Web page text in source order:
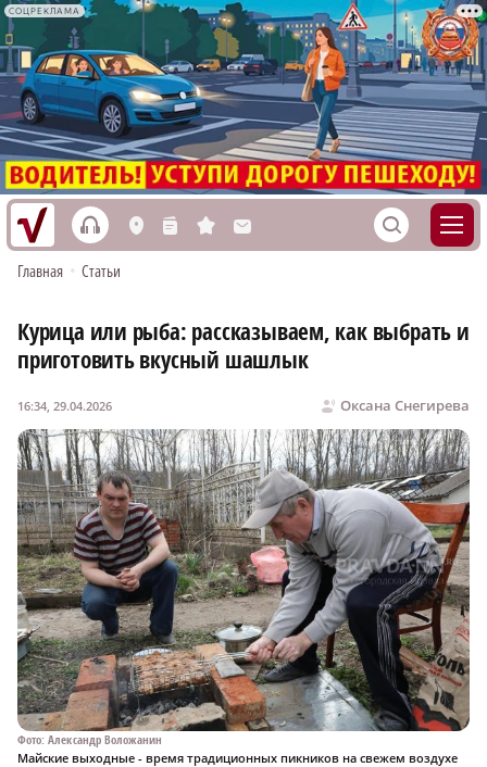
СОЦРЕКЛАМА
h L n s M S
Главная • Статьи
Курица или рыба: рассказываем, как выбрать и
приготовить вкусный шашлык
Оксана Снегирева
16:34, 29.04.2026
Фото: Александр Воложанин
Майские выходные - время традиционных пикников на свежем воздухе